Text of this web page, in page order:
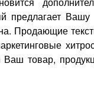
предлагает Вашу
Продающие
Ваш товар,